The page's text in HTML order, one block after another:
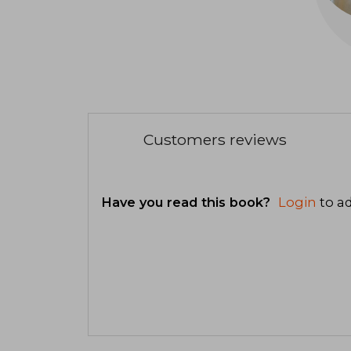
Customers reviews
Have you read this book? Login to